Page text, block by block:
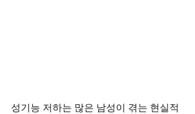
성기능 저하는 많은 남성이 겪는 현실적